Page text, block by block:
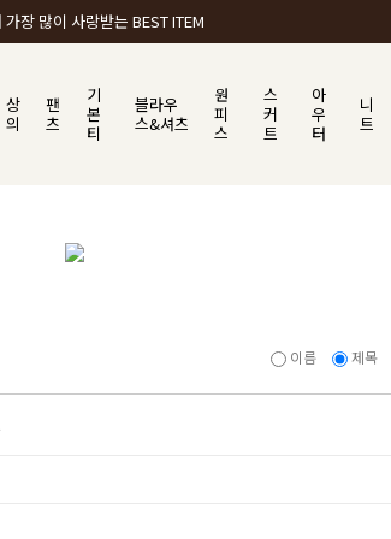
가장 많이 사랑받는 BEST ITEM
상
의
팬
츠
기
본
티
블라우
스&셔츠
원
피
스
스
커
트
아
우
터
니
트
이름 제목